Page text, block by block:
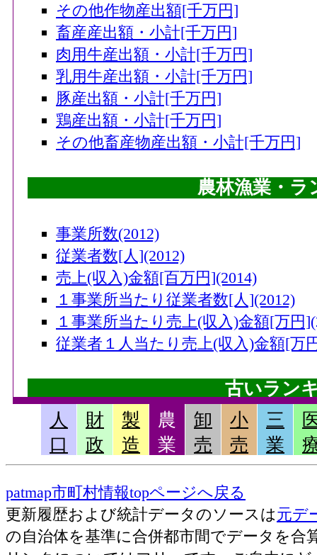
その他作物産出額[千万円]
畜産産出額・小計[千万円]
肉用牛産出額・小計[千万円]
乳用牛産出額・小計[千万円]
豚産出額・小計[千万円]
鶏産出額・小計[千万円]
その他畜産物産出額・小計[千万円]
農林漁業・ラ
事業所数(2012)
従業者数[人](2012)
売上(収入)金額[百万円](2014)
１事業所当たり従業者数[人](2012)
１事業所当たり売上(収入)金額[万円
従業者１人当たり売上(収入)金額[万
古いラン
畜産産出額・小計[千万円](2006)
果実産出額[千万円](2006)
耕種産出額・小計[千万円](2006)
農業産出額・総計[千万円](2006)
野菜産出額[千万円](2006)
人
口
財
政
製
造
農
業
卸
売
小
売
三
業
patmap市町村情報topページへ戻る
更新履歴および統計データのソースは元デ
の自治体を基準に合併都市間でデータを合